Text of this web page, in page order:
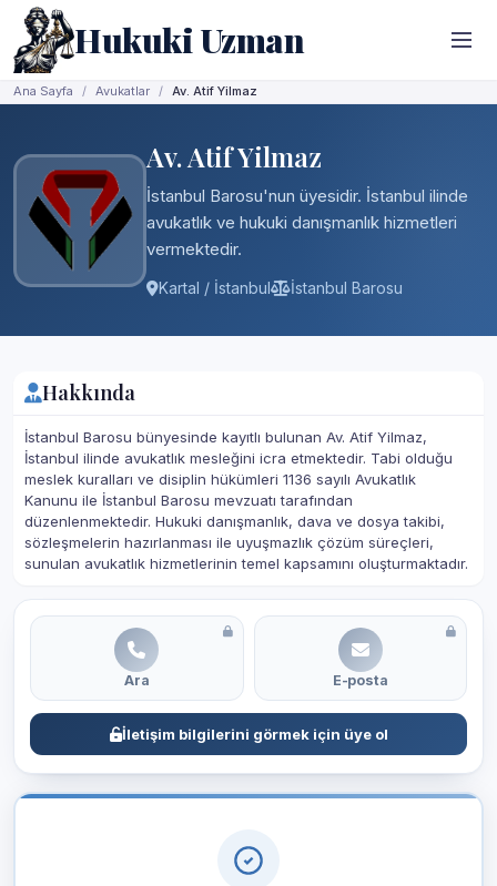
Hukuki Uzman
Ana Sayfa Avukatlar Av. Atif Yilmaz
Av. Atif Yilmaz
İstanbul Barosu'nun üyesidir. İstanbul ilinde
avukatlık ve hukuki danışmanlık hizmetleri
vermektedir.
Kartal / İstanbul İstanbul Barosu
Hakkında
İstanbul Barosu bünyesinde kayıtlı bulunan Av. Atif Yilmaz,
İstanbul ilinde avukatlık mesleğini icra etmektedir. Tabi olduğu
meslek kuralları ve disiplin hükümleri 1136 sayılı Avukatlık
Kanunu ile İstanbul Barosu mevzuatı tarafından
düzenlenmektedir. Hukuki danışmanlık, dava ve dosya takibi,
sözleşmelerin hazırlanması ile uyuşmazlık çözüm süreçleri,
sunulan avukatlık hizmetlerinin temel kapsamını oluşturmaktadır.
Ara E-posta
İletişim bilgilerini görmek için üye ol